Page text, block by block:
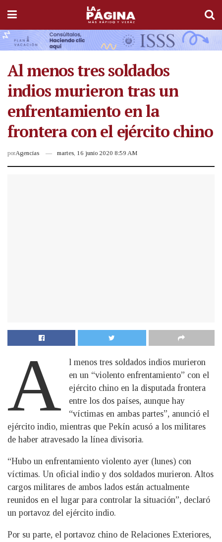
Al menos tres soldados
indios murieron tras un
enfrentamiento en la
frontera con el ejército chino
porAgencias martes, 16 junio 2020 8:59 AM
A
l menos tres soldados indios murieron
en un “violento enfrentamiento” con el
ejército chino en la disputada frontera
entre los dos países, aunque hay
“víctimas en ambas partes”, anunció el
ejército indio, mientras que Pekín acusó a los militares
de haber atravesado la línea divisoria.
“Hubo un enfrentamiento violento ayer (lunes) con
víctimas. Un oficial indio y dos soldados murieron. Altos
cargos militares de ambos lados están actualmente
reunidos en el lugar para controlar la situación”, declaró
un portavoz del ejército indio.
Por su parte, el portavoz chino de Relaciones Exteriores,